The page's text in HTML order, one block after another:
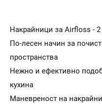
Накрайници за Airfloss -
По-лесен начин за
пространства
Нежно и ефективно
кухина
Маневреност на